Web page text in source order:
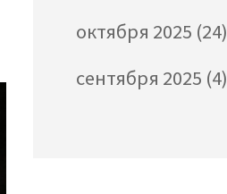
октября 2025 (24)
сентября 2025 (4)